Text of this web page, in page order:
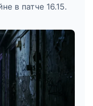
в патче 16.15.